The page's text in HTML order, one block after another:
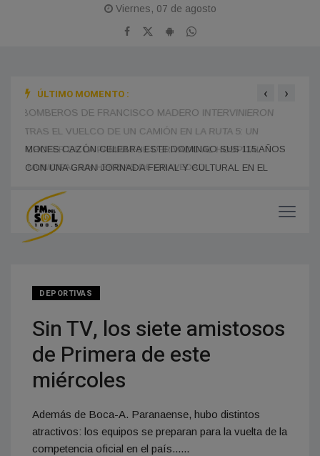
Viernes, 07 de agosto
ÚLTIMO MOMENTO :
MONES CAZÓN CELEBRA ESTE DOMINGO SUS 115 AÑOS
PASEO DEL CENTENARIO
BOMBEROS DE FRANCISCO MADERO INTERVINIERON
TRAS EL VUELCO DE UN CAMIÓN EN LA RUTA 5: UN
CHOFER DE LA PAMPA FUE DERIVADO AL HOSPITAL
MUNICIPAL SIN HERIDAS DE GRAVEDAD
‹ ›
DEPORTIVAS
Sin TV, los siete amistosos
de Primera de este
miércoles
Además de Boca-A. Paranaense, hubo distintos
atractivos: los equipos se preparan para la vuelta de la
competencia oficial en el país......